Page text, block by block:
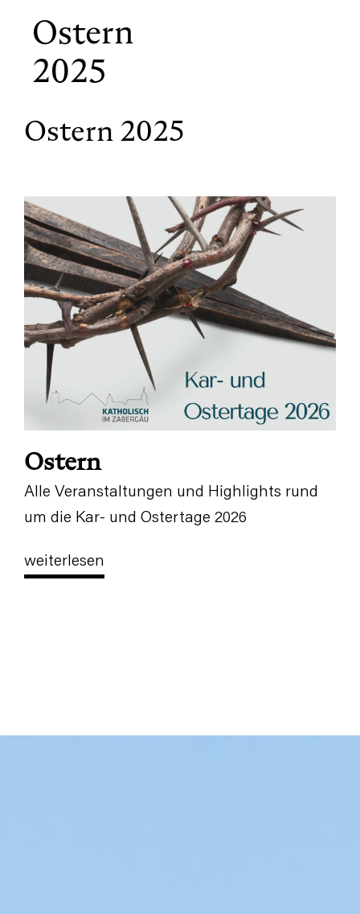
Ostern
2025
Ostern 2025
Ostern
Alle Veranstaltungen und Highlights rund
um die Kar- und Ostertage 2026
weiterlesen